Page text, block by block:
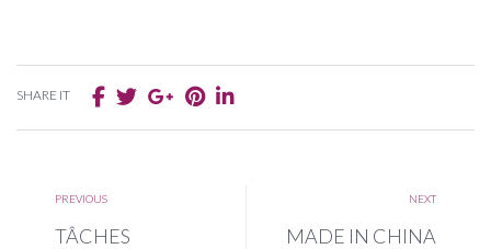
SHARE IT
PREVIOUS
TÂCHES
NEXT
MADE IN CHINA